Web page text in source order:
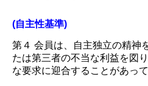
(自主性基準)
第４ 会員は、自主独立の精神
たは第三者の不当な利益を図
な要求に迎合することがあっ